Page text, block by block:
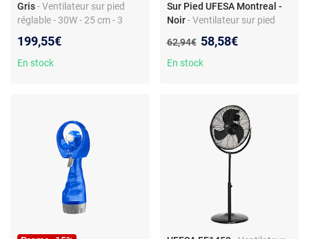
Gris- Ventilateur sur pied
réglable - 30W - 25 cm - 3
Gris
199,55€
En stock
Sur Pied UFESA Montreal -
Noir - Ventilateur sur pied
vitesses - Oscillation 90° -
Design métallique
Ancien prix :
62,94€ Nouveau prix :
58,58€
En stock